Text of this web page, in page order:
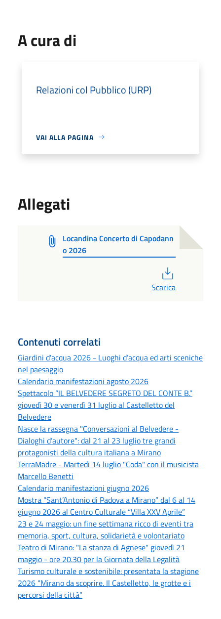
A cura di
Relazioni col Pubblico (URP)
VAI ALLA PAGINA
Allegati
Locandina Concerto di Capodann
o 2026
Scarica
Contenuti correlati
Giardini d'acqua 2026 - Luoghi d’acqua ed arti sceniche
nel paesaggio
Calendario manifestazioni agosto 2026
Spettacolo “IL BELVEDERE SEGRETO DEL CONTE B.”
giovedì 30 e venerdì 31 luglio al Castelletto del
Belvedere
Nasce la rassegna "Conversazioni al Belvedere -
Dialoghi d’autore": dal 21 al 23 luglio tre grandi
protagonisti della cultura italiana a Mirano
TerraMadre - Martedì 14 luglio "Coda" con il musicista
Marcello Benetti
Calendario manifestazioni giugno 2026
Mostra “Sant’Antonio di Padova a Mirano” dal 6 al 14
giugno 2026 al Centro Culturale “Villa XXV Aprile”
23 e 24 maggio: un fine settimana ricco di eventi tra
memoria, sport, cultura, solidarietà e volontariato
Teatro di Mirano: "La stanza di Agnese" giovedì 21
maggio - ore 20.30 per la Giornata della Legalità
Turismo culturale e sostenibile: presentata la stagione
2026 “Mirano da scoprire. Il Castelletto, le grotte e i
percorsi della città”